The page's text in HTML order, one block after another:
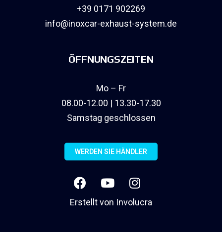
+39 0171 902269
info@inoxcar-exhaust-system.de
ÖFFNUNGSZEITEN
Mo – Fr
08.00-12.00 | 13.30-17.30
Samstag geschlossen
WERDEN SIE HÄNDLER
Erstellt von Involucra